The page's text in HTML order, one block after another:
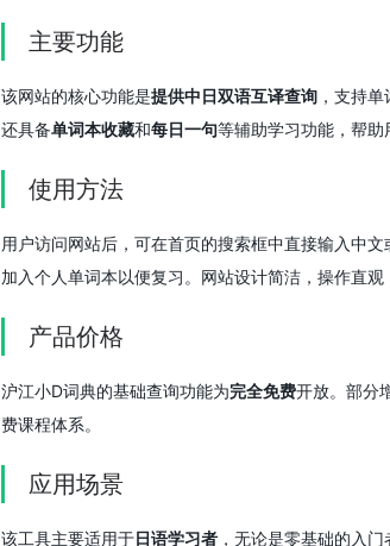
主要功能
该网站的核心功能是提供中日双语互译查询 ，支持
还具备单词本收藏和每日一句等辅助学习功能，帮助
使用方法
用户访问网站后，可在首页的搜索框中直接输入中
加入个人单词本以便复习。网站设计简洁，操作直观
产品价格
沪江小D词典的基础查询功能为完全免费开放。部分
费课程体系。
应用场景
该工具主要适用于日语学习者 ，无论是零基础的入